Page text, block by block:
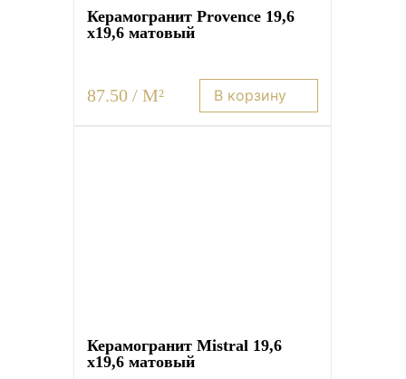
Керамогранит Provence 19,6
x19,6 матовый
87.50 / M² В корзину
Керамогранит Mistral 19,6
x19,6 матовый